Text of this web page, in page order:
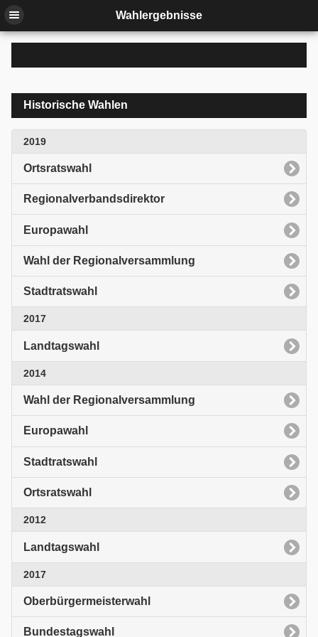
Wahlergebnisse
Historische Wahlen
2019
Ortsratswahl
Regionalverbandsdirektor
Europawahl
Wahl der Regionalversammlung
Stadtratswahl
2017
Landtagswahl
2014
Wahl der Regionalversammlung
Europawahl
Stadtratswahl
Ortsratswahl
2012
Landtagswahl
2017
Oberbürgermeisterwahl
Bundestagswahl